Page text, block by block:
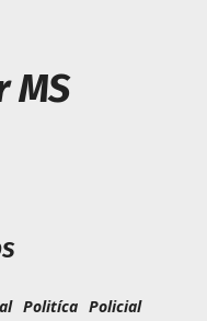
MS
Politíca Policial